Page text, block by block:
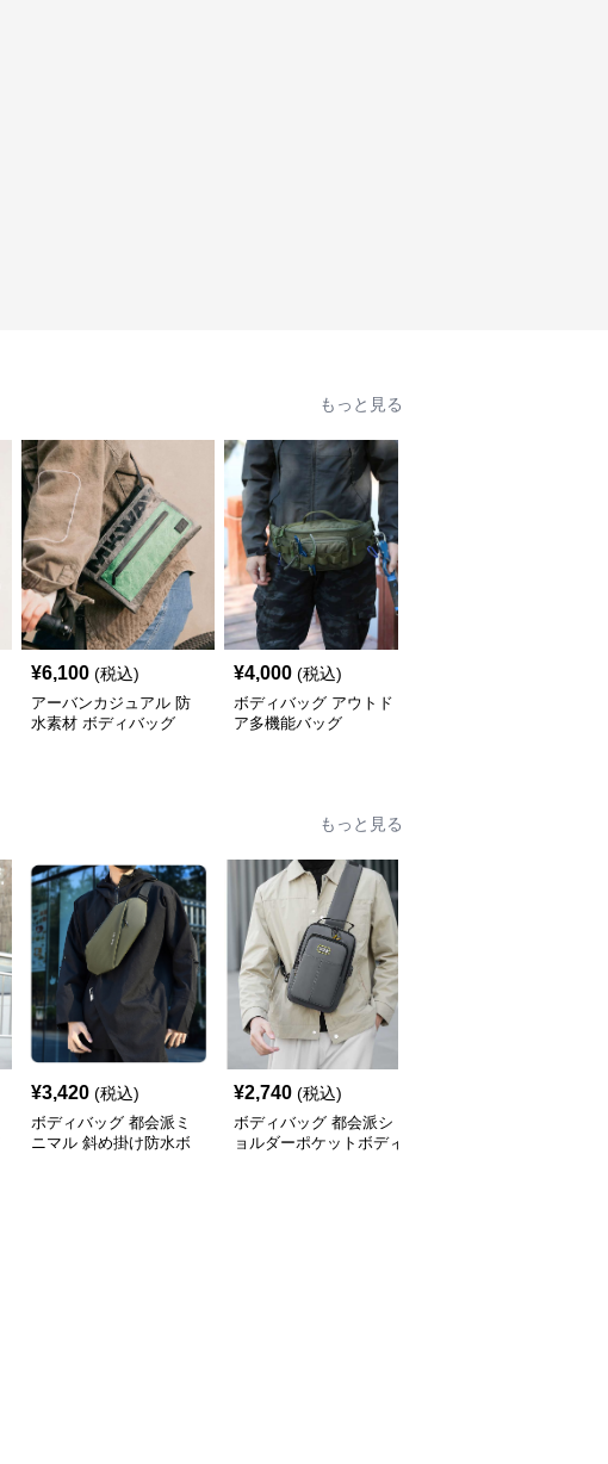
もっと見る
¥6,100 (税込)
アーバンカジュアル 防
水素材 ボディバッグ
¥4,000 (税込)
ボディバッグ アウトド
ア多機能バッグ
もっと見る
¥3,420 (税込)
ボディバッグ 都会派ミ
ニマル 斜め掛け防水ボ
¥2,740 (税込)
ボディバッグ 都会派シ
ョルダーポケットボディ